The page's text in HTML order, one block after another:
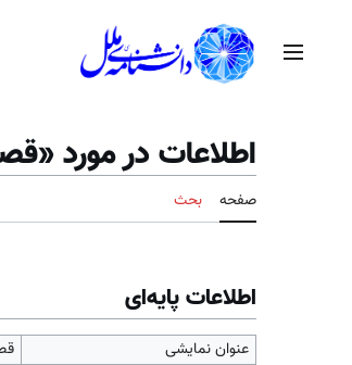
منوی اصلی
اطلاعات در مورد
صفحه بحث
اطلاعات پایه‌ای
عنوان نمایشی